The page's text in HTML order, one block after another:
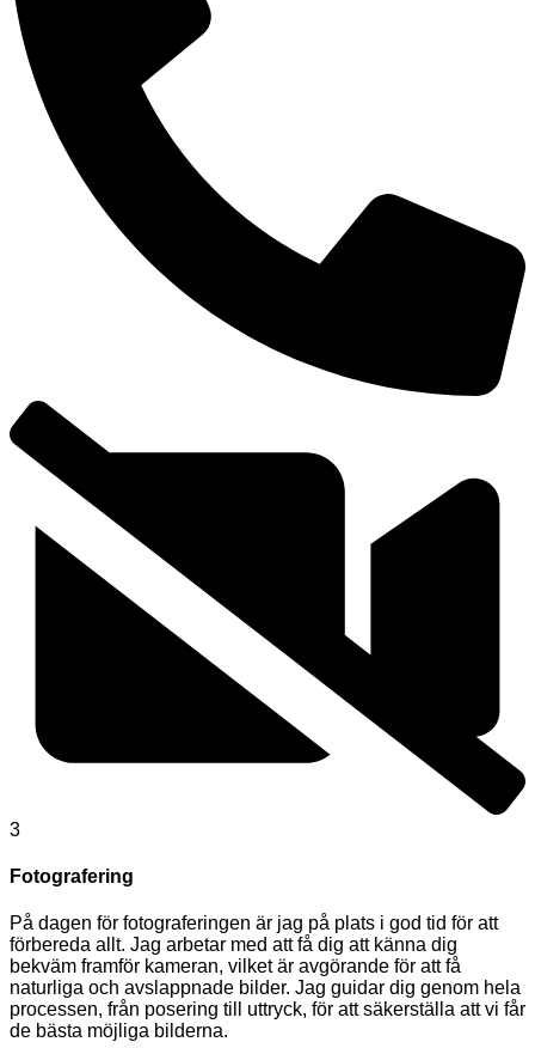
3
Fotografering
På dagen för fotograferingen är jag på plats i god tid för att
förbereda allt. Jag arbetar med att få dig att känna dig
bekväm framför kameran, vilket är avgörande för att få
naturliga och avslappnade bilder. Jag guidar dig genom hela
processen, från posering till uttryck, för att säkerställa att vi får
de bästa möjliga bilderna.